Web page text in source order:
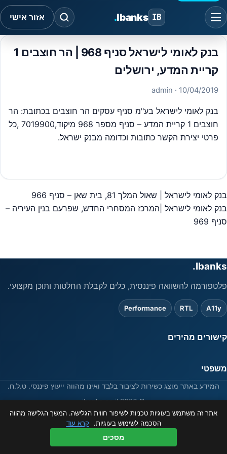
IB
Ibanks
. אזור אישי
בנק לאומי לישראל סניף 968 | הר חוצבים 1
קריית המדע, ירושלים
10/04/2019
· admin
בנק לאומי לישראל בע"מ סניף עסקים הר חוצבים בכתובת: הר
חוצבים 1 קריית המדע – סניף מספר 968 מיקוד,7019900 ,כל
פרטי יצירת הקשר כתובות וכדומה מבנק ישראל.
ניווט
בנק לאומי לישראל | שאול המלך 81, בית שאן – סניף 966
בנק לאומי לישראל |המרכז המסחרי החדש, שפרעם בנין העיריה –
סניף 969
Ibanks.
פלטפורמה להשוואה פיננסית, כלים לקבלת החלטות ותוכן מקצועי.
A11y
RTL
Performance
קישורים מהירים
משפטי
המידע באתר מוצג כשירות לציבור בלבד ואינו מהווה ייעוץ פיננסי. ט.ל.ח.
© 2026 ibanks.co.il
אתר זה משתמש בעוגיות טכניות לשיפור חווית הגלישה. המשך הגלישה מהווה
הסכמה לשימוש בעוגיות.
קרא עוד
מסכים